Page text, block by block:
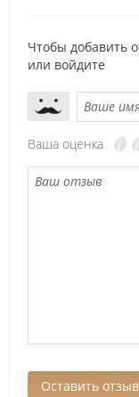
Чтобы добавить
или войдите
Ваша оценка